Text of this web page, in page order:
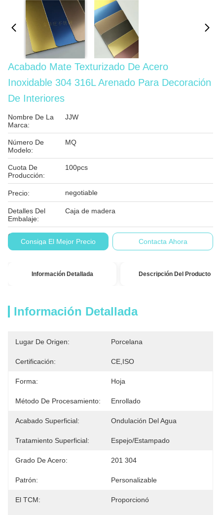
Acabado Mate Texturizado De Acero
Inoxidable 304 316L Arenado Para Decoración
De Interiores
Nombre De La
Marca:
JJW
Número De
Modelo:
MQ
Cuota De
Producción:
100pcs
Precio: negotiable
Detalles Del
Embalaje:
Caja de madera
Condiciones De
Pago:Consiga El Mejor Precio Contacta Ahora
Información Detallada Descripción Del Producto
Información Detallada
Lugar De Origen: Porcelana
Certificación: CE,ISO
Forma: Hoja
Método De Procesamiento: Enrollado
Acabado Superficial: Ondulación Del Agua
Tratamiento Superficial: Espejo/estampado
Grado De Acero: 201 304
Patrón: Personalizable
El TCM: Proporcionó